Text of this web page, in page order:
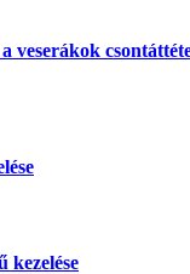
kezelése